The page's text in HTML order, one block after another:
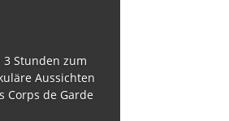
Stunden zum
Aussichten
Corps de Garde